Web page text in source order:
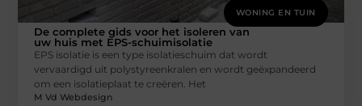
WONING EN TUIN
De complete gids voor het isoleren van
uw huis met EPS-schuimisolatie
EPS isolatie is een type isolatieschuim dat wordt
vervaardigd uit polystyreenkralen en wordt geëxpandeerd
om een isolatieplaat te creëren. Het
M Vd Webdesign